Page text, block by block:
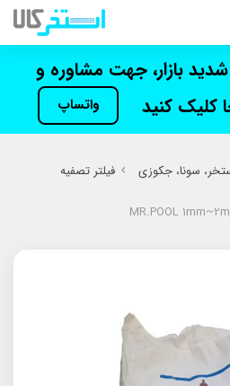
بازار، جهت مشاوره و
کلیک کنید
واتساپ
سونا، جکوزی
فیلتر تصفیه